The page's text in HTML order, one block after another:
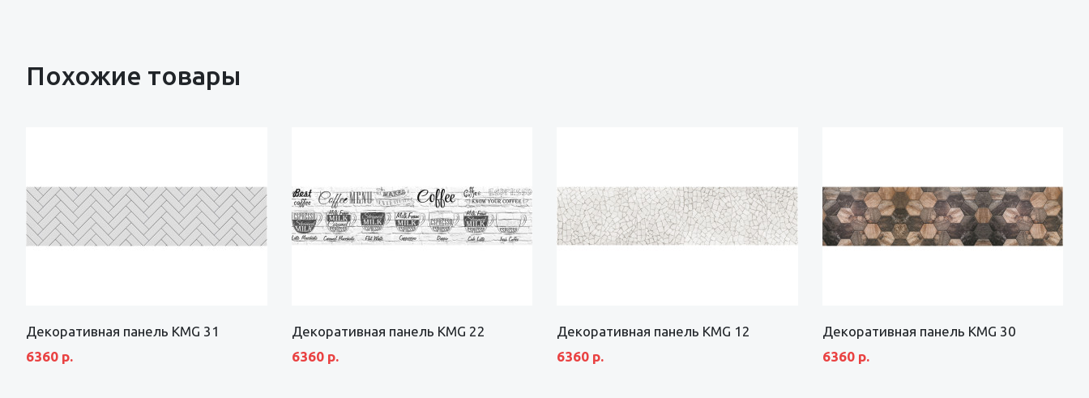
Похожие товары
Декоративная панель KMG 31
6360 р.
Декоративная панель KMG 22
6360 р.
Декоративная панель KMG 12
6360 р.
Декоративная панель KMG 30
6360 р.